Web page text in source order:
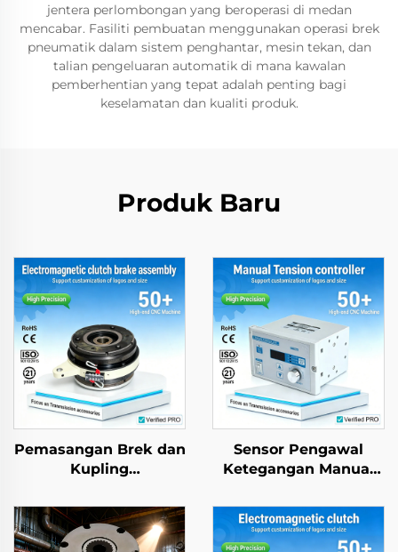
jentera perlombongan yang beroperasi di medan
mencabar. Fasiliti pembuatan menggunakan operasi brek
pneumatik dalam sistem penghantar, mesin tekan, dan
talian pengeluaran automatik di mana kawalan
pemberhentian yang tepat adalah penting bagi
keselamatan dan kualiti produk.
Produk Baru
Pemasangan Brek dan
Kupling
24V, Jaminan Jenama
Tianji dan OEM untuk
Mesin Percetakan dan
Sensor Pengawal
Ketegangan Manual
Magnetik untuk
Bahagian Mesin
Kertas